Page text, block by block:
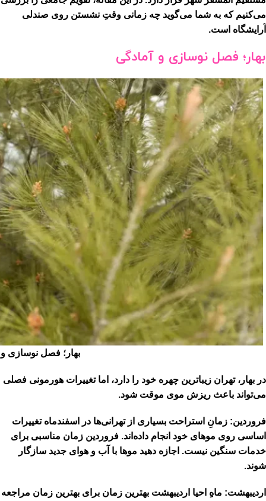
می‌کنیم که به شما می‌گوید چه زمانی وقتِ نشستن روی صندلی
آرایشگاه است.
بهار؛ فصل نوسازی و آمادگی
بهار؛ فصل نوسازی
در بهار، تهران زیباترین چهره خود را دارد، اما تغییرات هورمونی فصلی
می‌تواند باعث ریزش موی موقت شود.
فروردین: زمانِ استراحت بسیاری از تهرانی‌ها در اسفندماه تغییرات
اساسی روی موهای خود انجام داده‌اند. فروردین زمان مناسبی برای
خدمات سنگین نیست. اجازه دهید موها با آب و هوای جدید سازگار
شوند.
اردیبهشت: ماهِ احیا اردیبهشت بهترین زمان برای بهترین زمان مراجعه